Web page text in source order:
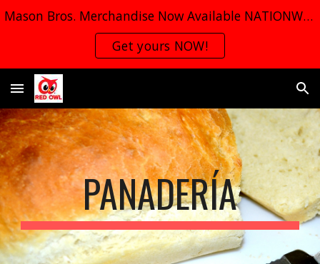
Mason Bros. Merchandise Now Available NATIONWIDE
Get yours NOW!
PANADERÍA